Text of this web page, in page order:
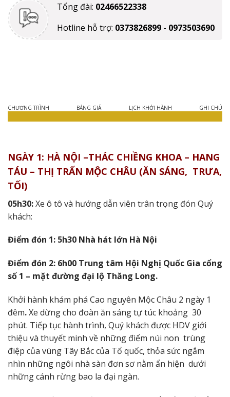
Tổng đài: 02466522338
Hotline hỗ trợ: 0373826899 - 0973503690
CHƯƠNG TRÌNH BẢNG GIÁ LỊCH KHỞI HÀNH GHI CHÚ
NGÀY 1: HÀ NỘI –THÁC CHIỀNG KHOA – HANG
TÁU – THỊ TRẤN MỘC CHÂU (ĂN SÁNG, TRƯA,
TỐI)
05h30:Xe ô tô và hướng dẫn viên trân trọng đón Quý
khách:
Điểm đón 1: 5h30 Nhà hát lớn Hà Nội
Điểm đón 2: 6h00 Trung tâm Hội Nghị Quốc Gia cổng
số 1 – mặt đường đại lộ Thăng Long.
Khởi hành khám phá Cao nguyên Mộc Châu 2 ngày 1
đêm.Xe dừng cho đoàn ăn sáng tự túc khoảng 30
phút. Tiếp tục hành trình, Quý khách được HDV giới
thiệu và thuyết minh về những điểm núi non trùng
điệp của vùng Tây Bắc của Tổ quốc, thỏa sức ngắm
nhìn những ngôi nhà sàn đơn sơ nằm ẩn hiện dưới
những cánh rừng bao la đại ngàn.